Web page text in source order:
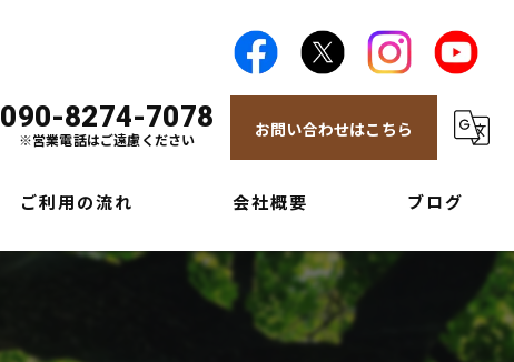
090-8274-7078
※営業電話はご遠慮ください
お問い合わせはこちら
ご利用の流れ 会社概要 ブログ